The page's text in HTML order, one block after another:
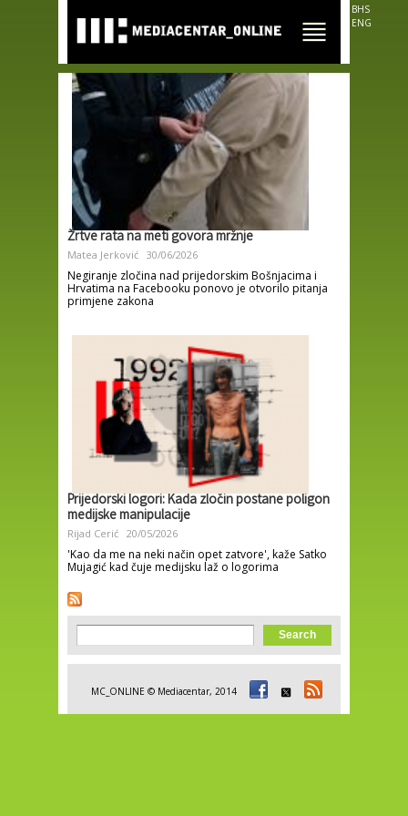
main
content
BHS
ENG
Žrtve rata na meti govora mržnje
Matea Jerković 30/06/2026
Negiranje zločina nad prijedorskim Bošnjacima i
Hrvatima na Facebooku ponovo je otvorilo pitanja
primjene zakona
Prijedorski logori: Kada zločin postane poligon
medijske manipulacije
Rijad Cerić 20/05/2026
'Kao da me na neki način opet zatvore', kaže Satko
Mujagić kad čuje medijsku laž o logorima
Search form
Search
MC_ONLINE © Mediacentar, 2014